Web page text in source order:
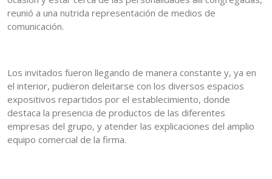
reunió a una nutrida representación de medios de
comunicación.
Los invitados fueron llegando de manera constante y, ya en
el interior, pudieron deleitarse con los diversos espacios
expositivos repartidos por el establecimiento, donde
destaca la presencia de productos de las diferentes
empresas del grupo, y atender las explicaciones del amplio
equipo comercial de la firma.